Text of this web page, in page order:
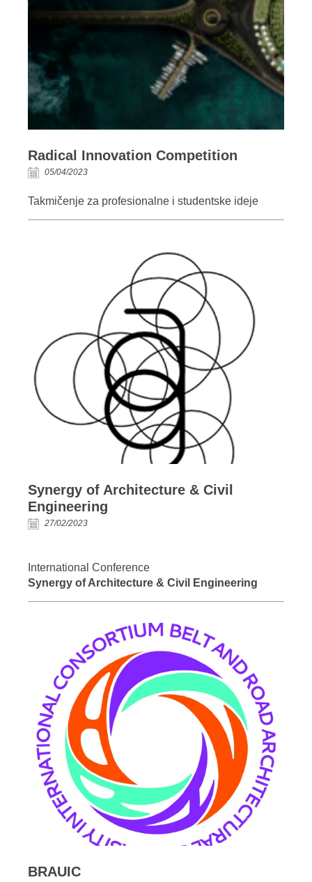
Radical Innovation Competition
05/04/2023
Takmičenje za profesionalne i studentske ideje
Synergy of Architecture & Civil
Engineering
27/02/2023
International Conference
Synergy of Architecture & Civil Engineering
BRAUIC